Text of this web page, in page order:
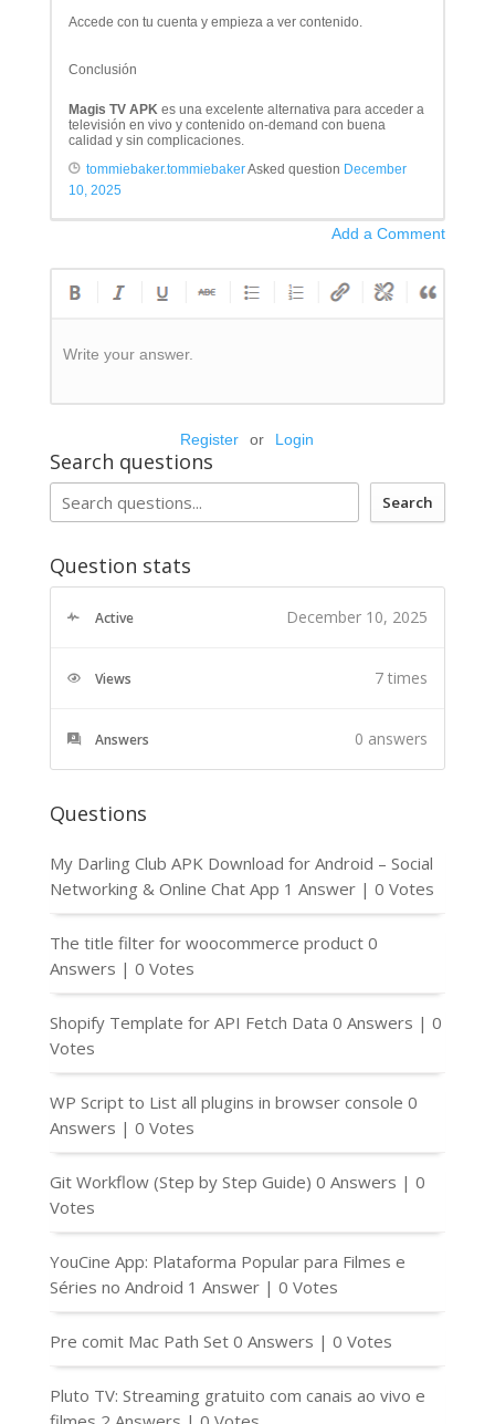
Accede con tu cuenta y empieza a ver contenido.
Conclusión
Magis TV APKes una excelente alternativa para acceder a
televisión en vivo y contenido on-demand con buena
calidad y sin complicaciones.
tommiebaker.tommiebakerAsked question December
10, 2025
Add a Comment
Write your answer.
Register or Login
Search questions
Search
Question stats
Active December 10, 2025
Views 7 times
Answers 0 answers
Questions
My Darling Club APK Download for Android – Social
Networking & Online Chat App 1 Answer | 0 Votes
The title filter for woocommerce product 0
Answers | 0 Votes
Shopify Template for API Fetch Data 0 Answers | 0
Votes
WP Script to List all plugins in browser console 0
Answers | 0 Votes
Git Workflow (Step by Step Guide) 0 Answers | 0
Votes
YouCine App: Plataforma Popular para Filmes e
Séries no Android 1 Answer | 0 Votes
Pre comit Mac Path Set 0 Answers | 0 Votes
Pluto TV: Streaming gratuito com canais ao vivo e